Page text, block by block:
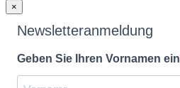
×
Newsletteranmeldung
Geben Sie Ihren Vornamen ein